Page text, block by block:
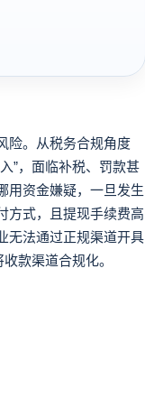
。从税务合规角度
”，面临补税、罚款甚
用资金嫌疑，一旦发生
方式，且提现手续费高
无法通过正规渠道开具
款渠道合规化。